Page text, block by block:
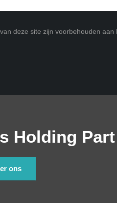
deze site zijn voorbehouden aan
Holding Part
ons